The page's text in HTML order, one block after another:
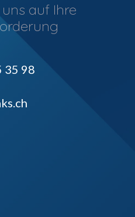
auf Ihre
35 98